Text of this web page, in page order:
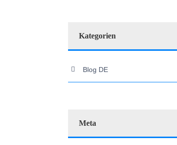
Kategorien
Blog DE
Meta